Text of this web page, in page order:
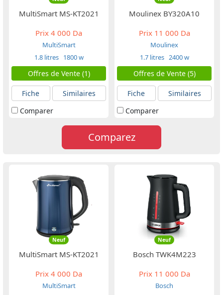
MultiSmart MS-KT2021
Prix 4 000 Da
MultiSmart
1.8 litres 1800 w
Offres de Vente (1)
Fiche
Similaires
Comparer
Moulinex BY320A10
Prix11 000 Da
Moulinex
1.7 litres 2400 w
Offres de Vente (5)
Fiche
Similaires
Comparer
Comparez
Neuf
MultiSmart MS-KT2021
Prix 4 000 Da
MultiSmart
Neuf
Bosch TWK4M223
Prix11 000 Da
Bosch